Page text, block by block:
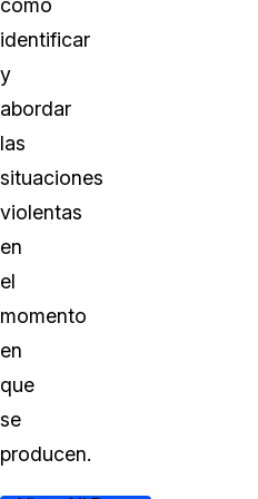
como
identificar
y
abordar
las
situaciones
violentas
en
el
momento
en
que
se
producen.